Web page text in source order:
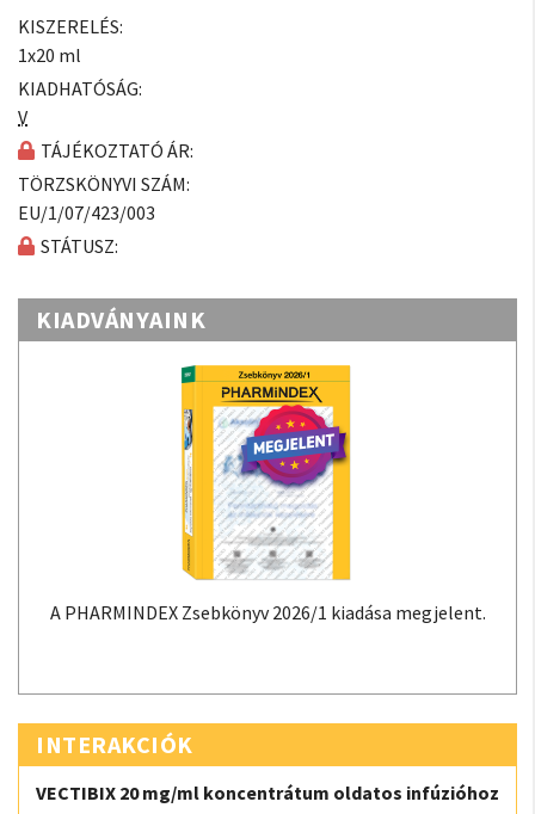
KISZERELÉS:
1x20 ml
KIADHATÓSÁG:
V
TÁJÉKOZTATÓ ÁR:
TÖRZSKÖNYVI SZÁM:
EU/1/07/423/003
STÁTUSZ:
KIADVÁNYAINK
A PHARMINDEX Zsebkönyv 2026/1 kiadása megjelent.
INTERAKCIÓK
VECTIBIX 20 mg/ml koncentrátum oldatos infúzióhoz